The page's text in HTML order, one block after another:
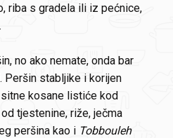
riba s gradela ili iz pećnice,
no ako nemate, onda bar
Peršin stabljike i korijen
kosane listiće kod
tjestenine, riže, ječma
peršina kao i Tobbouleh